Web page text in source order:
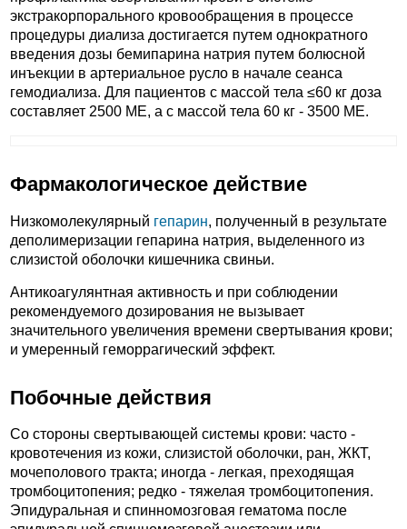
экстракорпорального кровообращения в процессе
процедуры диализа достигается путем однократного
введения дозы бемипарина натрия путем болюсной
инъекции в артериальное русло в начале сеанса
гемодиализа. Для пациентов с массой тела ≤60 кг доза
составляет 2500 МЕ, а с массой тела 60 кг - 3500 МЕ.
Фармакологическое действие
Низкомолекулярный гепарин, полученный в результате
деполимеризации гепарина натрия, выделенного из
слизистой оболочки кишечника свиньи.
Антикоагулянтная активность и при соблюдении
рекомендуемого дозирования не вызывает
значительного увеличения времени свертывания крови;
и умеренный геморрагический эффект.
Побочные действия
Со стороны свертывающей системы крови: часто -
кровотечения из кожи, слизистой оболочки, ран, ЖКТ,
мочеполового тракта; иногда - легкая, преходящая
тромбоцитопения; редко - тяжелая тромбоцитопения.
Эпидуральная и спинномозговая гематома после